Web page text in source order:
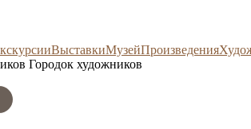
ВыставкиМузейПроизведения
Городок художников